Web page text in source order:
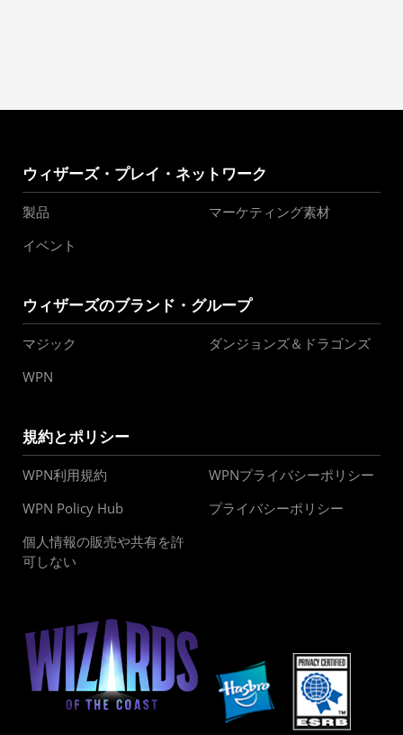
ウィザーズ・プレイ・ネットワーク
製品
マーケティング素材
イベント
ウィザーズのブランド・グループ
マジック
ダンジョンズ＆ドラゴンズ
WPN
規約とポリシー
WPN利用規約
WPNプライバシーポリシー
WPN Policy Hub
プライバシーポリシー
個人情報の販売や共有を許
可しない